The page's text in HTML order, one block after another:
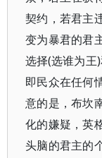
契约，若君主
变为暴君的君
选择(选谁为王
即民众在任何
意的是，布坎
化的嫌疑，英
头脑的君主的